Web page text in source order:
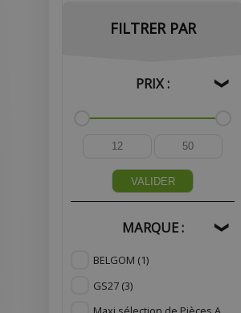
FILTRER PAR
PRIX : ❯
VALIDER
MARQUE : ❯
BELGOM (1)
GS27 (3)